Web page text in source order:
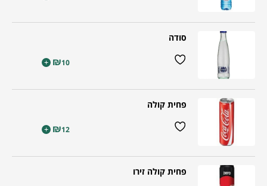
סודה
₪10
+
פחית קולה
₪12
+
פחית קולה זירו